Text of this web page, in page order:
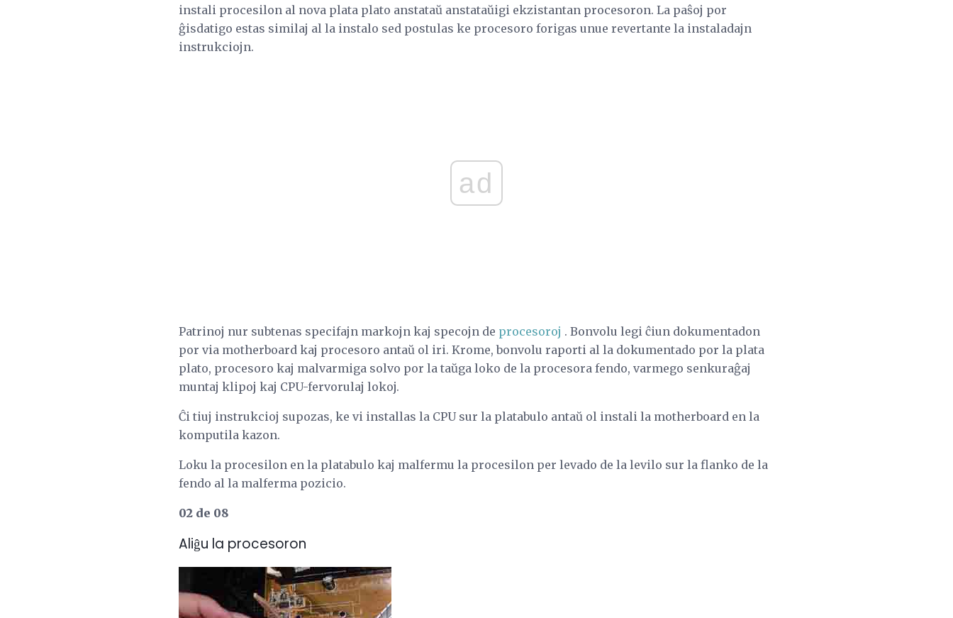
instali procesilon al nova plata plato anstataŭ anstataŭigi ekzistantan procesoron. La paŝoj por
ĝisdatigo estas similaj al la instalo sed postulas ke procesoro forigas unue revertante la instaladajn
instrukciojn.
ad
Patrinoj nur subtenas specifajn markojn kaj specojn de procesoroj . Bonvolu legi ĉiun dokumentadon
por via motherboard kaj procesoro antaŭ ol iri. Krome, bonvolu raporti al la dokumentado por la plata
plato, procesoro kaj malvarmiga solvo por la taŭga loko de la procesora fendo, varmego senkuraĝaj
muntaj klipoj kaj CPU-fervorulaj lokoj.
Ĉi tiuj instrukcioj supozas, ke vi installas la CPU sur la platabulo antaŭ ol instali la motherboard en la
komputila kazon.
Loku la procesilon en la platabulo kaj malfermu la procesilon per levado de la levilo sur la flanko de la
fendo al la malferma pozicio.
02 de 08
Aliĝu la procesoron